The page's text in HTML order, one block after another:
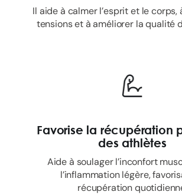
Il aide à calmer l’esprit et le corps,
tensions et à améliorer la qualité
Favorise la récupération
des athlètes
Aide à soulager l’inconfort
l’inflammation légère,
récupération